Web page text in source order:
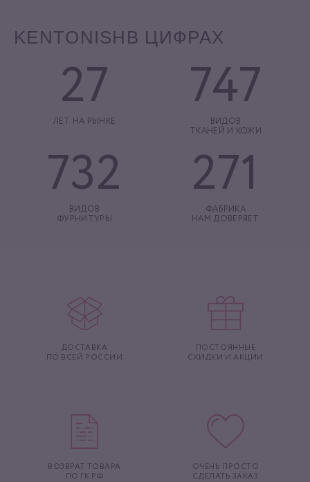
KENTONISH В ЦИФРАХ
27
ЛЕТ НА РЫНКЕ
747
ВИДОВ
ТКАНЕЙ И КОЖИ
732
ВИДОВ
ФУРНИТУРЫ
271
ФАБРИКА
НАМ ДОВЕРЯЕТ
ДОСТАВКА
ПО ВСЕЙ РОССИИ
ПОСТОЯННЫЕ
СКИДКИ И АКЦИИ
ВОЗВРАТ ТОВАРА
ПО ГК РФ
ОЧЕНЬ ПРОСТО
СДЕЛАТЬ ЗАКАЗ